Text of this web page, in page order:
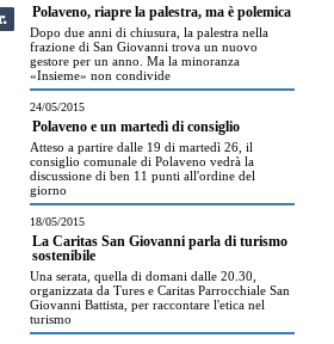
Polaveno, riapre la palestra, ma è polemica
Dopo due anni di chiusura, la palestra nella
frazione di San Giovanni trova un nuovo
gestore per un anno. Ma la minoranza
«Insieme» non condivide
24/05/2015
Polaveno e un martedì di consiglio
Atteso a partire dalle 19 di martedì 26, il
consiglio comunale di Polaveno vedrà la
discussione di ben 11 punti all'ordine del
giorno
18/05/2015
La Caritas San Giovanni parla di turismo
sostenibile
Una serata, quella di domani dalle 20.30,
organizzata da Tures e Caritas Parrocchiale San
Giovanni Battista, per raccontare l'etica nel
turismo